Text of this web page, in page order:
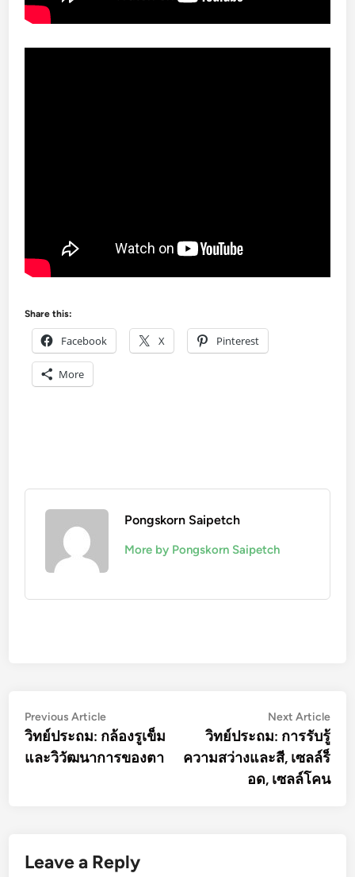
Share this:
Facebook X Pinterest
More
Pongskorn Saipetch
More by Pongskorn Saipetch
Post
navigation
Previous ArticlePrevious
article:
วิทย์ประถม: กล้องรูเข็ม
และวิวัฒนาการของตา
Next Article
วิทย์ประถม: การรับรู้
ความสว่างและสี, เซลล์ร็
อด, เซลล์โคน
Leave a Reply